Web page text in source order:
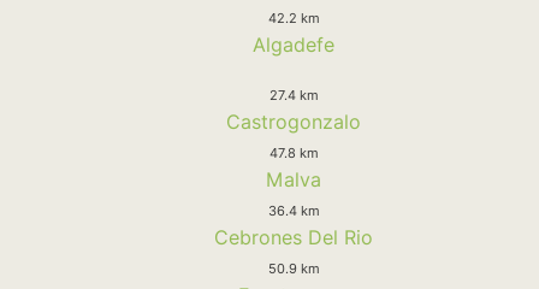
42.2 km
Algadefe
27.4 km
Castrogonzalo
47.8 km
Malva
36.4 km
Cebrones Del Rio
50.9 km